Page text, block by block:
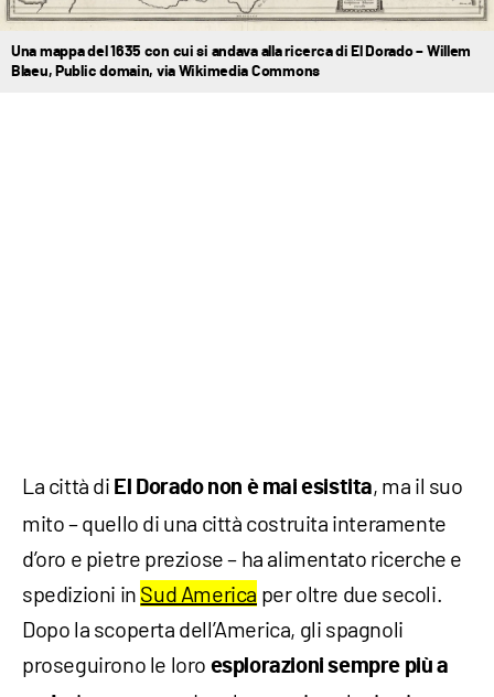
Una mappa del 1635 con cui si andava alla ricerca di El Dorado – Willem
Blaeu, Public domain, via Wikimedia Commons
La città di El Dorado non è mai esistita, ma il suo
mito – quello di una città costruita interamente
d’oro e pietre preziose – ha alimentato ricerche e
spedizioni in Sud America per oltre due secoli.
Dopo la scoperta dell’America, gli spagnoli
proseguirono le loro esplorazioni sempre più a